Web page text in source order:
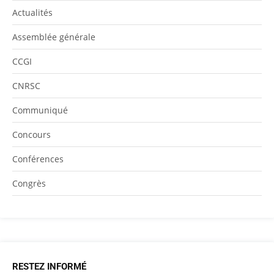
Actualités
Assemblée générale
CCGI
CNRSC
Communiqué
Concours
Conférences
Congrès
RESTEZ INFORMÉ